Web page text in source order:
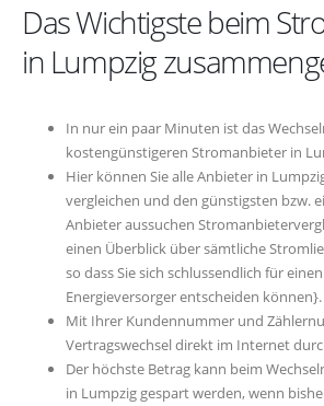
Das Wichtigste beim
in Lumpzig
In nur ein paar Minuten ist das
kostengünstigeren Stromanbieter in
Hier können Sie alle Anbieter in
vergleichen und den günstigsten bzw.
Anbieter aussuchen
einen Überblick über sämtliche
so dass Sie sich schlussendlich für
Energieversorger entscheiden können}.
Mit Ihrer Kundennummer und
Vertragswechsel direkt im Internet
Der höchste Betrag kann beim
in Lumpzig gespart werden, wenn